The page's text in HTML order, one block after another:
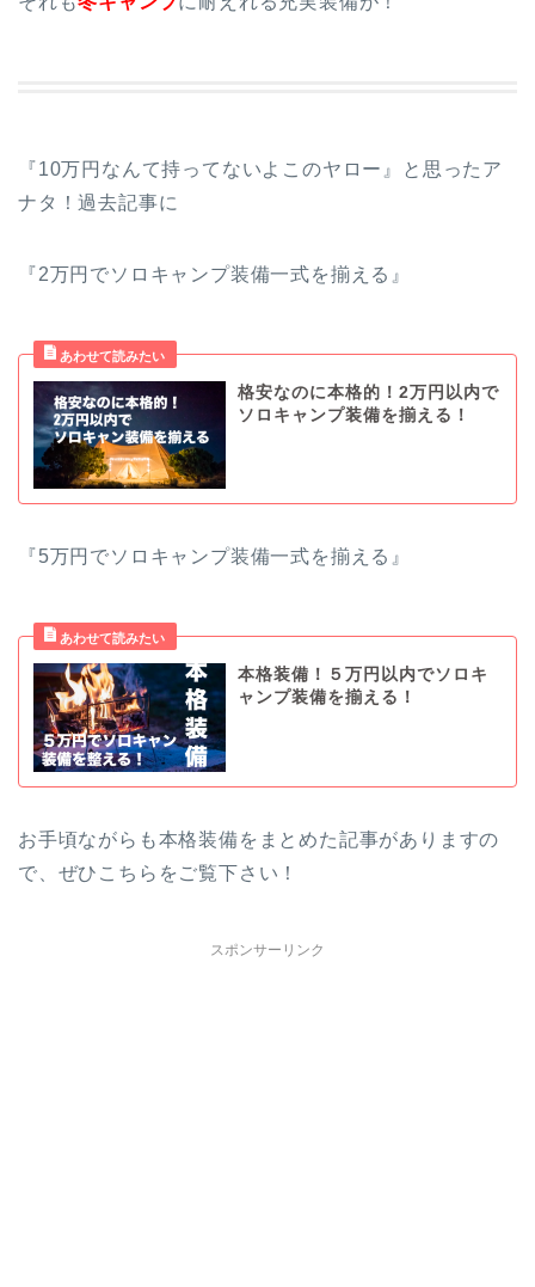
『10万円なんて持ってないよこのヤロー』と思ったア
ナタ！過去記事に
『2万円でソロキャンプ装備一式を揃える』
格安なのに本格的！2万円以内で
ソロキャンプ装備を揃える！
『5万円でソロキャンプ装備一式を揃える』
本格装備！５万円以内でソロキ
ャンプ装備を揃える！
お手頃ながらも本格装備をまとめた記事がありますの
で、ぜひこちらをご覧下さい！
スポンサーリンク